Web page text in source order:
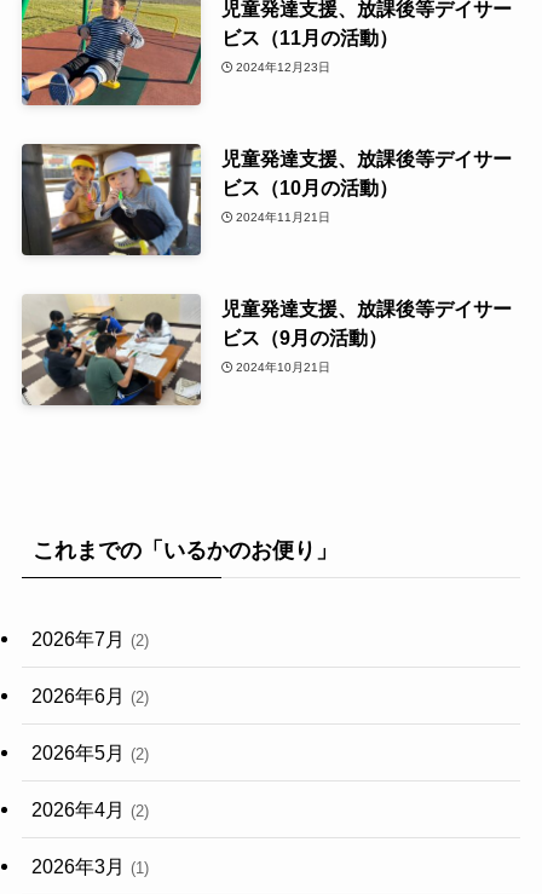
児童発達支援、放課後等デイサー
ビス（11月の活動）
2024年12月23日
児童発達支援、放課後等デイサー
ビス（10月の活動）
2024年11月21日
児童発達支援、放課後等デイサー
ビス（9月の活動）
2024年10月21日
これまでの「いるかのお便り」
2026年7月 (2)
2026年6月 (2)
2026年5月 (2)
2026年4月 (2)
2026年3月 (1)